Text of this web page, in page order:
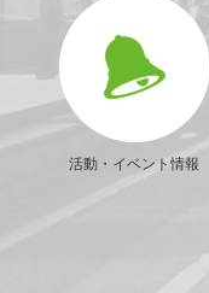
活動・イベント情報